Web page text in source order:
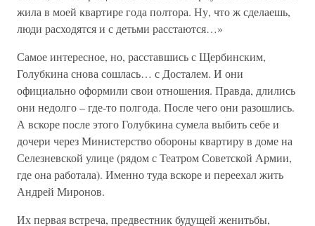
жила в моей квартире года полтора. Ну, что ж сделаешь,
люди расходятся и с детьми расстаются…»
Самое интересное, но, расставшись с Щербинским,
Голубкина снова сошлась… с Досталем. И они
официально оформили свои отношения. Правда, длились
они недолго – где-то полгода. После чего они разошлись.
А вскоре после этого Голубкина сумела выбить себе и
дочери через Министерство обороны квартиру в доме на
Селезневской улице (рядом с Театром Советской Армии,
где она работала). Именно туда вскоре и переехал жить
Андрей Миронов.
Их первая встреча, предвестник будущей женитьбы,